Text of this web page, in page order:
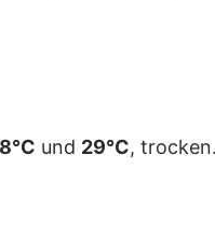
und 29°C,